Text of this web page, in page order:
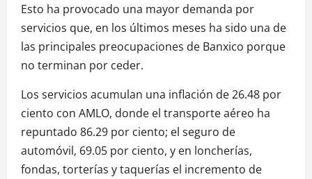
Esto ha provocado una mayor demanda por
servicios que, en los últimos meses ha sido una de
las principales preocupaciones de Banxico porque
no terminan por ceder.
Los servicios acumulan una inflación de 26.48 por
ciento con AMLO, donde el transporte aéreo ha
repuntado 86.29 por ciento; el seguro de
automóvil, 69.05 por ciento, y en loncherías,
fondas, torterías y taquerías el incremento de